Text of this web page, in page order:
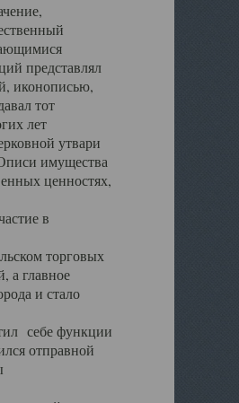
представлял
иконописью,
тот
лет
утвари
имущества
ценностях,
в
торговых
а главное
и стало
себе функции
отправной